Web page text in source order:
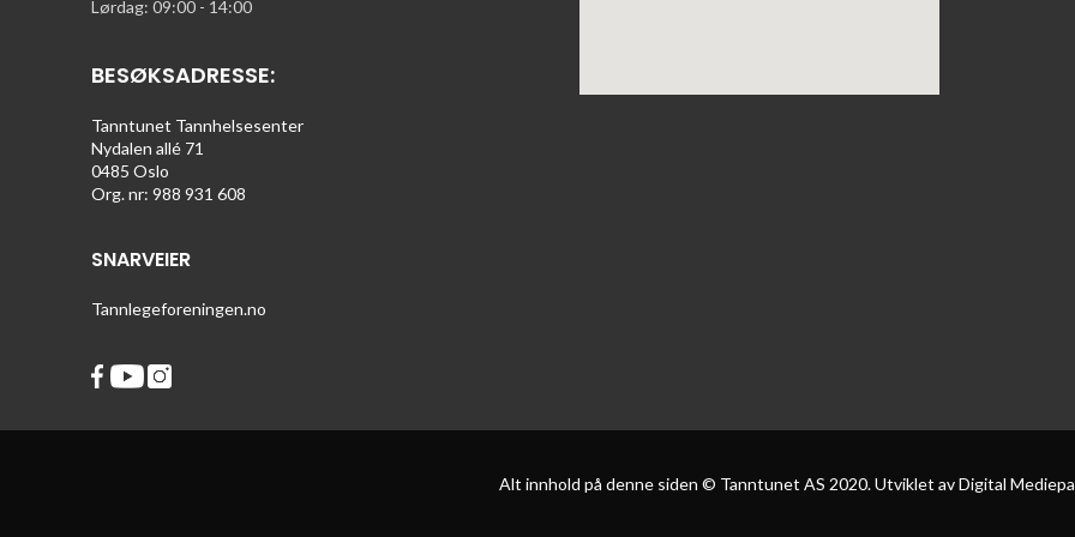
Lørdag: 09:00 - 14:00
BESØKSADRESSE:
Tanntunet Tannhelsesenter
Nydalen allé 71
0485 Oslo
Org. nr: 988 931 608
SNARVEIER
Tannlegeforeningen.no
Alt innhold på denne siden © Tanntunet AS 2020.Utviklet av Digital